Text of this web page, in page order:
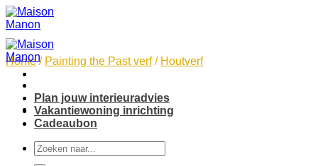
Skip
to
content
Plan jouw interieuradvies
Vakantiewoning inrichting
Cadeaubon
Search
for:
Home / Painting the Past verf / Houtverf